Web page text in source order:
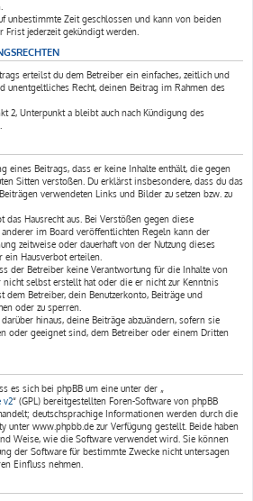
unbestimmte Zeit geschlossen und kann von beiden
Frist jederzeit gekündigt werden.
erteilst du dem Betreiber ein einfaches, zeitlich und
unentgeltliches Recht, deinen Beitrag im Rahmen des
2, Unterpunkt a bleibt auch nach Kündigung des
eines Beitrags, dass er keine Inhalte enthält, die gegen
Sitten verstoßen. Du erklärst insbesondere, dass du das
verwendeten Links und Bilder zu setzen bzw. zu
das Hausrecht aus. Bei Verstößen gegen diese
im Board veröffentlichten Regeln kann der
zeitweise oder dauerhaft von der Nutzung dieses
ein Hausverbot erteilen.
der Betreiber keine Verantwortung für die Inhalte von
selbst erstellt hat oder die er nicht zur Kenntnis
dem Betreiber, dein Benutzerkonto, Beiträge und
oder zu sperren.
hinaus, deine Beiträge abzuändern, sofern sie
oder geeignet sind, dem Betreiber oder einem Dritten
es sich bei phpBB um eine unter der „
v2“ (GPL) bereitgestellten Foren-Software von phpBB
deutschsprachige Informationen werden durch die
unter www.phpbb.de zur Verfügung gestellt. Beide haben
Weise, wie die Software verwendet wird. Sie können
der Software für bestimmte Zwecke nicht untersagen
Einfluss nehmen.